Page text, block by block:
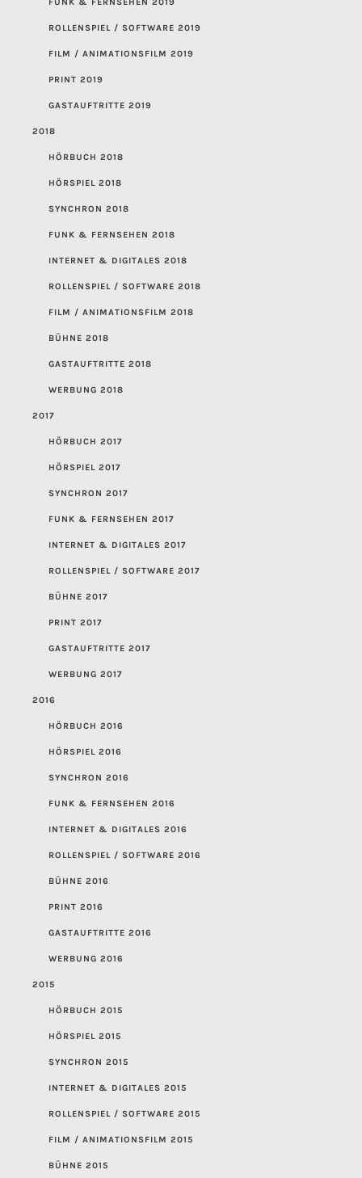
FUNK & FERNSEHEN 2019
ROLLENSPIEL / SOFTWARE 2019
FILM / ANIMATIONSFILM 2019
PRINT 2019
GASTAUFTRITTE 2019
2018
HÖRBUCH 2018
HÖRSPIEL 2018
SYNCHRON 2018
FUNK & FERNSEHEN 2018
INTERNET & DIGITALES 2018
ROLLENSPIEL / SOFTWARE 2018
FILM / ANIMATIONSFILM 2018
BÜHNE 2018
GASTAUFTRITTE 2018
WERBUNG 2018
2017
HÖRBUCH 2017
HÖRSPIEL 2017
SYNCHRON 2017
FUNK & FERNSEHEN 2017
INTERNET & DIGITALES 2017
ROLLENSPIEL / SOFTWARE 2017
BÜHNE 2017
PRINT 2017
GASTAUFTRITTE 2017
WERBUNG 2017
2016
HÖRBUCH 2016
HÖRSPIEL 2016
SYNCHRON 2016
FUNK & FERNSEHEN 2016
INTERNET & DIGITALES 2016
ROLLENSPIEL / SOFTWARE 2016
BÜHNE 2016
PRINT 2016
GASTAUFTRITTE 2016
WERBUNG 2016
2015
HÖRBUCH 2015
HÖRSPIEL 2015
SYNCHRON 2015
INTERNET & DIGITALES 2015
ROLLENSPIEL / SOFTWARE 2015
FILM / ANIMATIONSFILM 2015
BÜHNE 2015